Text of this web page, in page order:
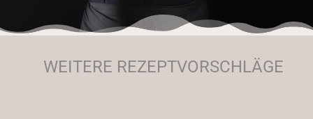
WEITERE REZEPTVORSCHLÄGE